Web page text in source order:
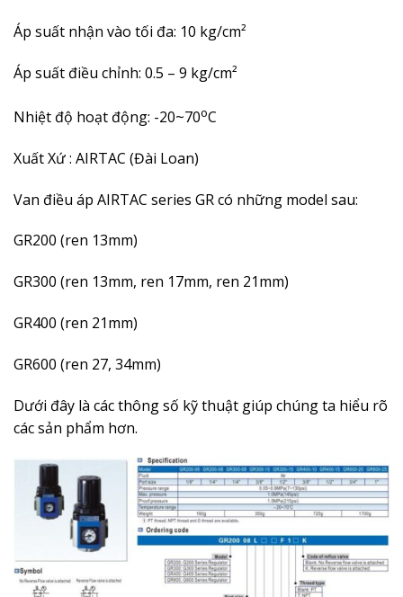
Áp suất nhận vào tối đa: 10 kg/cm²
Áp suất điều chỉnh: 0.5 – 9 kg/cm²
Nhiệt độ hoạt động: -20~70oC
Xuất Xứ : AIRTAC (Đài Loan)
Van điều áp AIRTAC series GR có những model sau:
GR200 (ren 13mm)
GR300 (ren 13mm, ren 17mm, ren 21mm)
GR400 (ren 21mm)
GR600 (ren 27, 34mm)
Dưới đây là các thông số kỹ thuật giúp chúng ta hiểu rõ
các sản phẩm hơn.